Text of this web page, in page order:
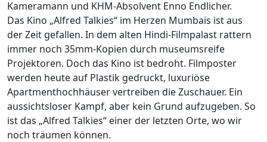
Kameramann und KHM-Absolvent Enno Endlicher.
Das Kino „Alfred Talkies“ im Herzen Mumbais ist aus
der Zeit gefallen. In dem alten Hindi-Filmpalast rattern
immer noch 35mm-Kopien durch museumsreife
Projektoren. Doch das Kino ist bedroht. Filmposter
werden heute auf Plastik gedruckt, luxuriöse
Apartmenthochhäuser vertreiben die Zuschauer. Ein
aussichtsloser Kampf, aber kein Grund aufzugeben. So
ist das „Alfred Talkies“ einer der letzten Orte, wo wir
noch träumen können.